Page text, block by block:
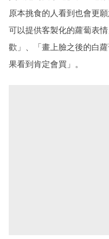
原本挑食的人看到也會更
可以提供客製化的蘿蔔表
歡」、「畫上臉之後的白
果看到肯定會買」。